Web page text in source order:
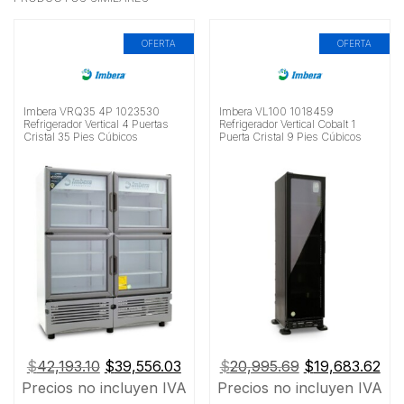
OFERTA
Imbera VRQ35 4P 1023530
Refrigerador Vertical 4 Puertas
Cristal 35 Pies Cúbicos
$42,193.10 El
precio
$39,556.03El
precio
Precios no incluyen IVA
OFERTA
Imbera VL100 1018459
Refrigerador Vertical Cobalt 1
Puerta Cristal 9 Pies Cúbicos
$20,995.69 El
precio
$19,683.62El
Precios no incluyen IVA